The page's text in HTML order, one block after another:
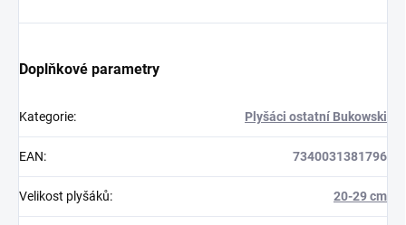
Doplňkové parametry
Kategorie: Plyšáci ostatní Bukowski
EAN: 7340031381796
Velikost plyšáků: 20-29 cm